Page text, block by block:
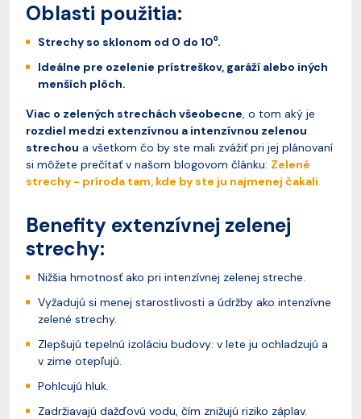
Oblasti použitia:
Strechy so sklonom od 0 do 10⁰.
Ideálne pre ozelenie prístreškov, garáží alebo iných
menších plôch.
Viac o zelených strechách všeobecne, o tom aký je
rozdiel medzi extenzívnou a intenzívnou zelenou
strechou a všetkom čo by ste mali zvážiť pri jej plánovaní
si môžete prečítať v našom blogovom článku: Zelené
strechy - príroda tam, kde by ste ju najmenej čakali.
Benefity extenzívnej zelenej
strechy:
Nižšia hmotnosť ako pri intenzívnej zelenej streche.
Vyžadujú si menej starostlivosti a údržby ako intenzívne
zelené strechy.
Zlepšujú tepelnú izoláciu budovy: v lete ju ochladzujú a
v zime otepľujú.
Pohlcujú hluk.
Zadržiavajú dažďovú vodu, čím znižujú riziko záplav.